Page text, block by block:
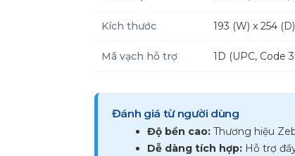
Kích thước 193 (W) x 254
Mã vạch hỗ trợ 1D (UPC, Code
Đánh giá từ người dùng
Độ bền cao:Thương hiệu
Dễ dàng tích hợp:Hỗ trợ